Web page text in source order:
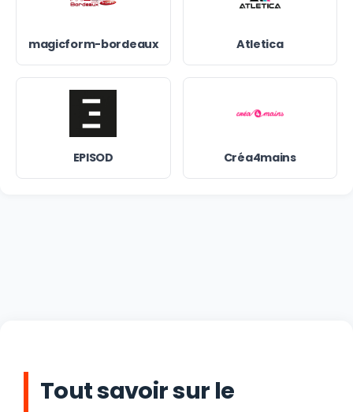
magicform-bordeaux Atletica
EPISOD Créa4mains
Tout savoir sur le